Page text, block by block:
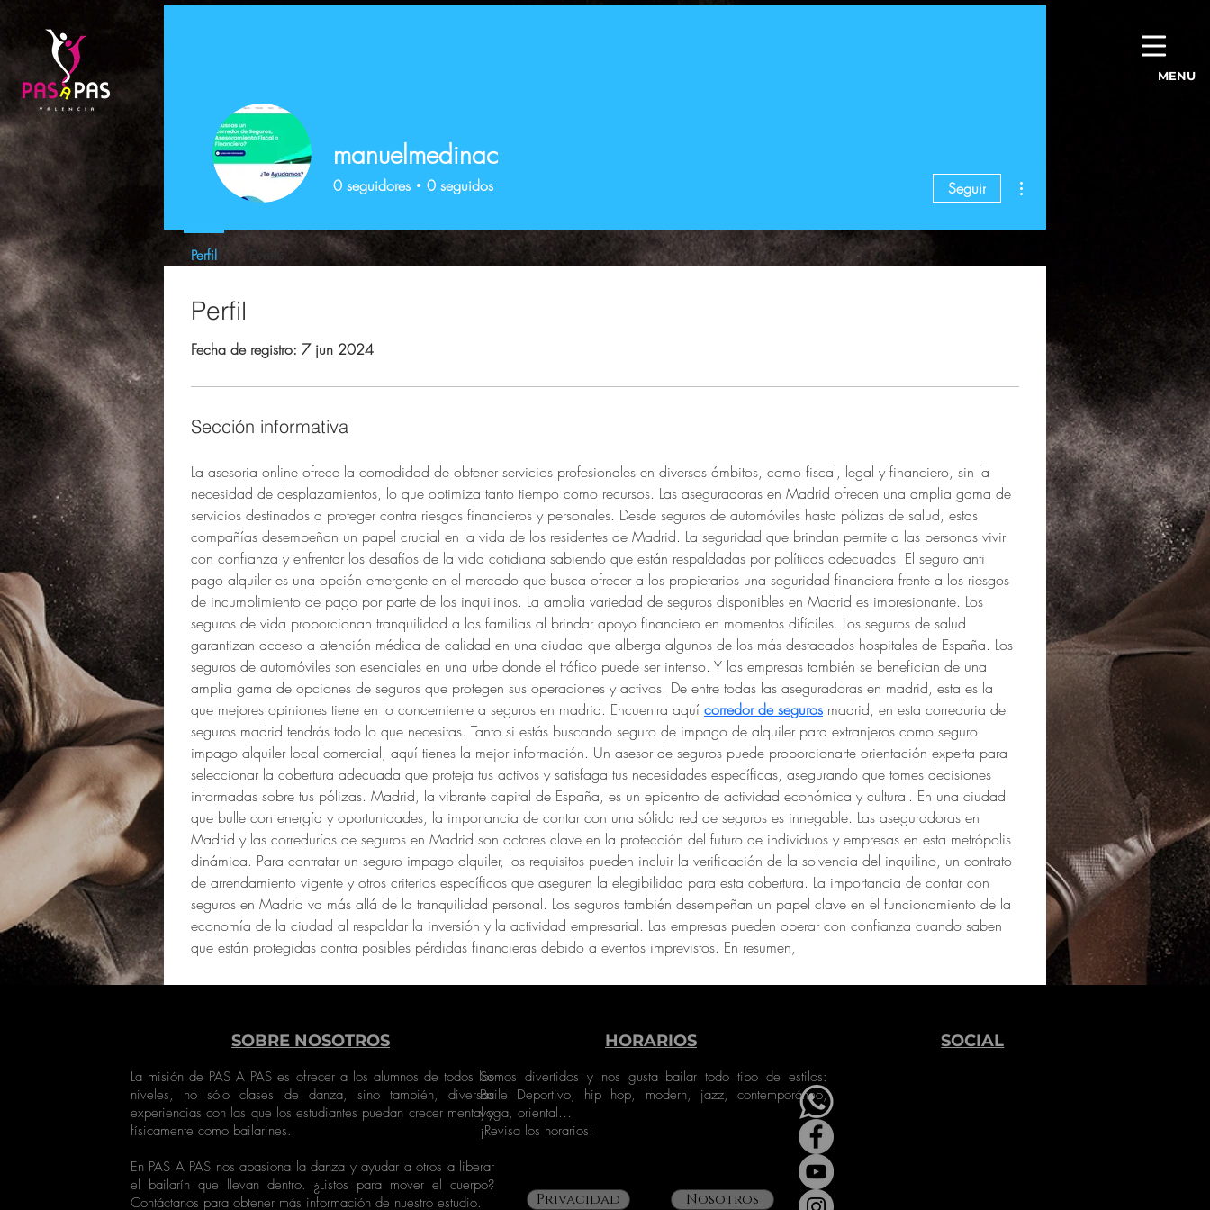
MENU
Perfil
Fecha de registro: 7 jun 2024
Sección informativa
La asesoria online ofrece la comodidad de obtener servicios profesionales en diversos ámbitos, como fiscal, legal y financiero, sin la
necesidad de desplazamientos, lo que optimiza tanto tiempo como recursos. Las aseguradoras en Madrid ofrecen una amplia gama de
servicios destinados a proteger contra riesgos financieros y personales. Desde seguros de automóviles hasta pólizas de salud, estas
compañías desempeñan un papel crucial en la vida de los residentes de Madrid. La seguridad que brindan permite a las personas vivir
con confianza y enfrentar los desafíos de la vida cotidiana sabiendo que están respaldadas por políticas adecuadas. El seguro anti
pago alquiler es una opción emergente en el mercado que busca ofrecer a los propietarios una seguridad financiera frente a los riesgos
de incumplimiento de pago por parte de los inquilinos. La amplia variedad de seguros disponibles en Madrid es impresionante. Los
seguros de vida proporcionan tranquilidad a las familias al brindar apoyo financiero en momentos difíciles. Los seguros de salud
garantizan acceso a atención médica de calidad en una ciudad que alberga algunos de los más destacados hospitales de España. Los
seguros de automóviles son esenciales en una urbe donde el tráfico puede ser intenso. Y las empresas también se benefician de una
amplia gama de opciones de seguros que protegen sus operaciones y activos. De entre todas las aseguradoras en madrid, esta es la
que mejores opiniones tiene en lo concerniente a seguros en madrid. Encuentra aquí corredor de seguros madrid, en esta correduria de
seguros madrid tendrás todo lo que necesitas. Tanto si estás buscando seguro de impago de alquiler para extranjeros como seguro
impago alquiler local comercial, aquí tienes la mejor información. Un asesor de seguros puede proporcionarte orientación experta para
seleccionar la cobertura adecuada que proteja tus activos y satisfaga tus necesidades específicas, asegurando que tomes decisiones
informadas sobre tus pólizas. Madrid, la vibrante capital de España, es un epicentro de actividad económica y cultural. En una ciudad
que bulle con energía y oportunidades, la importancia de contar con una sólida red de seguros es innegable. Las aseguradoras en
Madrid y las corredurías de seguros en Madrid son actores clave en la protección del futuro de individuos y empresas en esta metrópolis
dinámica. Para contratar un seguro impago alquiler, los requisitos pueden incluir la verificación de la solvencia del inquilino, un contrato
de arrendamiento vigente y otros criterios específicos que aseguren la elegibilidad para esta cobertura. La importancia de contar con
seguros en Madrid va más allá de la tranquilidad personal. Los seguros también desempeñan un papel clave en el funcionamiento de la
economía de la ciudad al respaldar la inversión y la actividad empresarial. Las empresas pueden operar con confianza cuando saben
que están protegidas contra posibles pérdidas financieras debido a eventos imprevistos. En resumen,
manuelmedinac
0 seguidores 0 seguidos Seguir
Perfil Events
SOBRE NOSOTROS
La misión de PAS A PAS es ofrecer a los alumnos de todos los
niveles, no sólo clases de danza, sino también, diversas
experiencias con las que los estudiantes puedan crecer mental y
físicamente como bailarines.
En PAS A PAS nos apasiona la danza y ayudar a otros a liberar
el bailarín que llevan dentro. ¿Listos para mover el cuerpo?
Contáctanos para obtener más información de nuestro estudio.
HORARIOS
Somos divertidos y nos gusta bailar todo tipo de estilos:
Baile Deportivo, hip hop, modern, jazz, contemporáneo,
yoga, oriental…
¡Revisa los horarios!
Privacidad Nosotros
SOCIAL